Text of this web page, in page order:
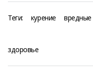
Теги: курение вредные
здоровье